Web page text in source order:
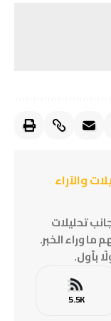
والآراء
تحليلات
وراء الخبر.
بأول.
5.5K